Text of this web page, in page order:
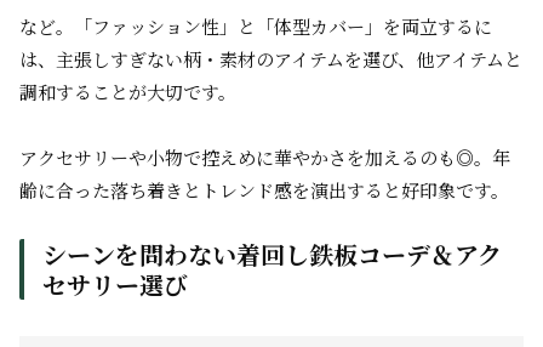
など。「ファッション性」と「体型カバー」を両立するに
は、主張しすぎない柄・素材のアイテムを選び、他アイテムと
調和することが大切です。
アクセサリーや小物で控えめに華やかさを加えるのも◎。年
齢に合った落ち着きとトレンド感を演出すると好印象です。
シーンを問わない着回し鉄板コーデ＆アク
セサリー選び